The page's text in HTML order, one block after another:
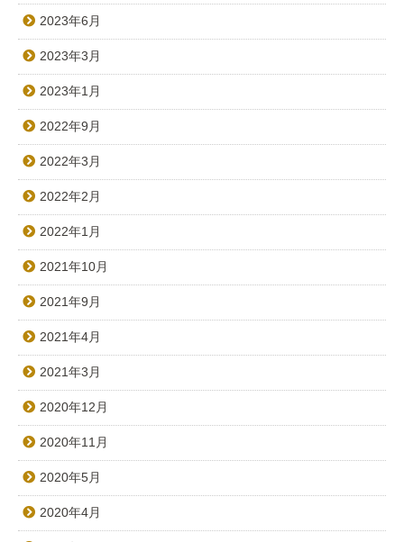
2023年6月
2023年3月
2023年1月
2022年9月
2022年3月
2022年2月
2022年1月
2021年10月
2021年9月
2021年4月
2021年3月
2020年12月
2020年11月
2020年5月
2020年4月